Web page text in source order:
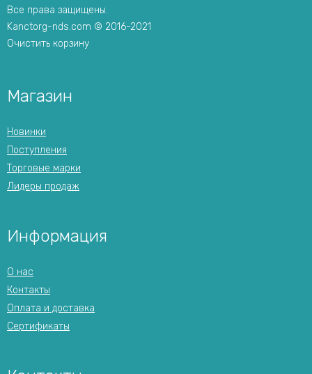
Все права защищены.
Kanctorg-nds.com © 2016-2021
Очистить корзину
Магазин
Новинки
Поступления
Торговые марки
Лидеры продаж
Информация
О нас
Контакты
Оплата и доставка
Сертификаты